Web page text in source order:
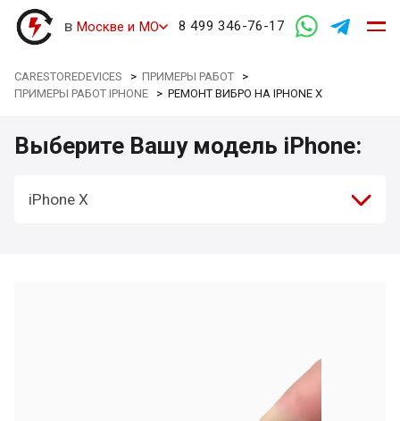
в Москве и МО 8 499 346-76-17
CARESTOREDEVICES >ПРИМЕРЫ РАБОТ >
ПРИМЕРЫ РАБОТ IPHONE >РЕМОНТ ВИБРО НА IPHONE X
Выберите Вашу модель iPhone:
iPhone X